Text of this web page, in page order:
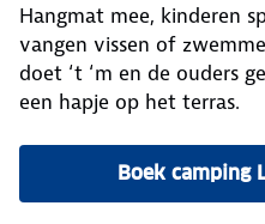
Hangmat mee, kinderen
vangen vissen of
doet ‘t ‘m en de ouders
een hapje op het terras.
Boek camping